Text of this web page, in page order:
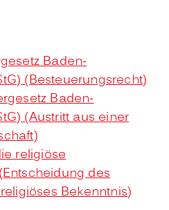
Baden-
(Besteuerungsrecht)
Baden-
(Austritt aus einer
religiöse
des
Bekenntnis)